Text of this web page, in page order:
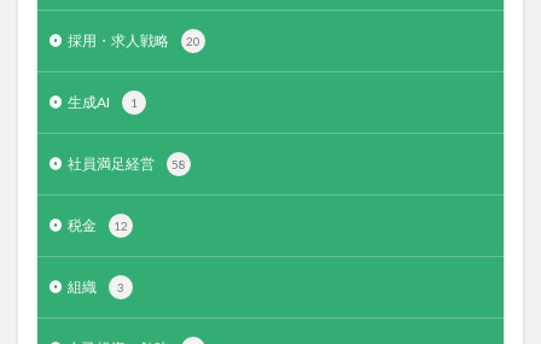
採用・求人戦略 20
生成AI 1
社員満足経営 58
税金 12
組織 3